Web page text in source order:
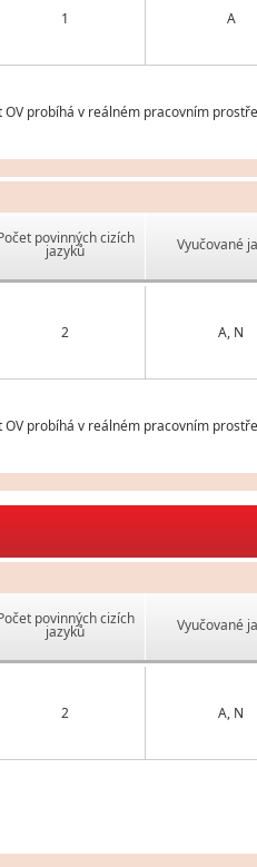
1 A
OV probíhá v reálném pracovním
povinných cizích
jazyků Vyučované
2 A, N
probíhá v reálném pracovním
povinných cizích
jazyků Vyučované
2 A, N